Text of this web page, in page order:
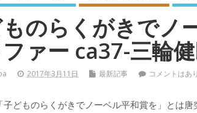
のらくがきでノ
ァー ca37-三輪健
2017年3月11日 最新記事 コメントはあ
子どものらくがきでノーベル平和賞を」とは